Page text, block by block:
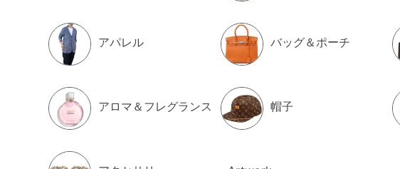
アパレル バッグ＆ポーチ
アロマ＆フレグランス 帽子